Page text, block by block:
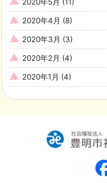
2020年5月 (11)
2020年4月 (8)
2020年3月 (3)
2020年2月 (4)
2020年1月 (4)